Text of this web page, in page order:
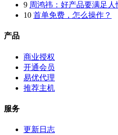
9 周鸿祎：好产品要满足人
10 首单免费，怎么操作？
产品
商业授权
开通会员
易优代理
推荐主机
服务
更新日志